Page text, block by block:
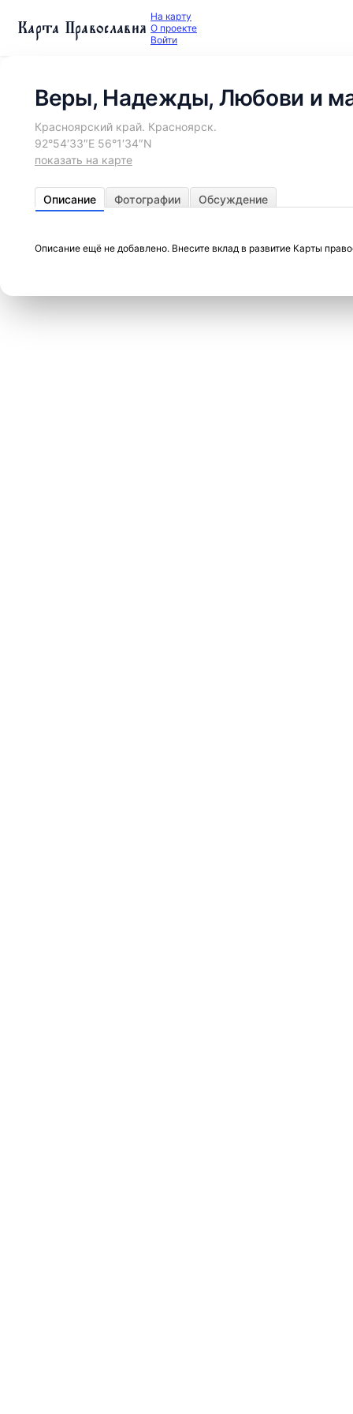
Карта Православия На карту
О проекте
Войти
Веры, Надежды, Любови и
Красноярский край. Красноярск.
92°54′33″E 56°1′34″N
показать на карте
Описание Фотографии Обсуждение
Описание ещё не добавлено. Внесите вклад в развитие Карты